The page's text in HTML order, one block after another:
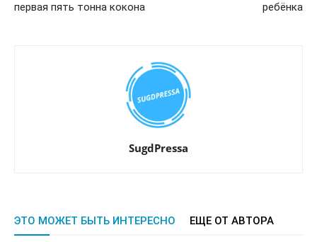
первая пять тонна кокона
ребёнка
SugdPressa
ЭТО МОЖЕТ БЫТЬ ИНТЕРЕСНО ЕЩЕ ОТ АВТОРА